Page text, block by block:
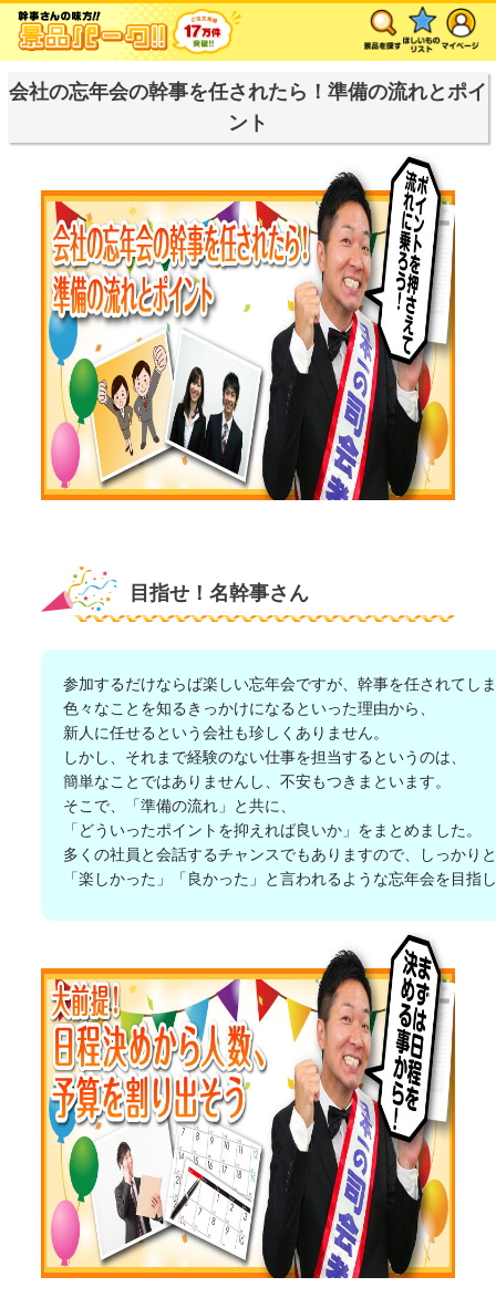
会社の忘年会の幹事を任されたら！準備の流れとポイ
ント
目指せ！名幹事さん
参加するだけならば楽しい忘年会ですが、幹事を任されてし
色々なことを知るきっかけになるといった理由から、
新人に任せるという会社も珍しくありません。
しかし、それまで経験のない仕事を担当するというのは、
簡単なことではありませんし、不安もつきまといます。
そこで、「準備の流れ」と共に、
「どういったポイントを抑えれば良いか」をまとめました。
多くの社員と会話するチャンスでもありますので、しっかり
「楽しかった」「良かった」と言われるような忘年会を目指